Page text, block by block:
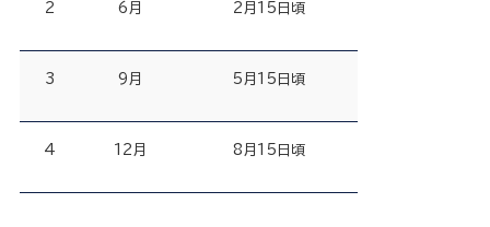
2 6月 2月15日頃
3 9月 5月15日頃
4 12月 8月15日頃